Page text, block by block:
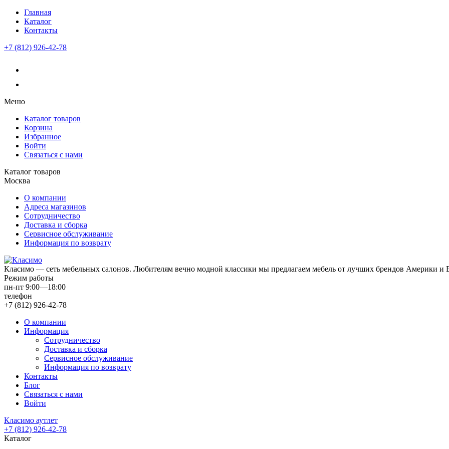
Главная
Каталог
Контакты
+7 (812) 926-42-78
Меню
Каталог товаров
Корзина
Избранное
Войти
Связаться с нами
Каталог товаров
Москва
О компании
Адреса магазинов
Сотрудничество
Доставка и сборка
Сервисное обслуживание
Информация по возврату
Класимо — cеть мебельных салонов. Любителям вечно модной классики мы предлагаем мебель от лучших брендов Америки и
Режим работы
пн-пт 9:00—18:00
телефон
+7 (812) 926-42-78
О компании
Информация
Сотрудничество
Доставка и сборка
Сервисное обслуживание
Информация по возврату
Контакты
Блог
Связаться с нами
Войти
Класимо аутлет
+7 (812) 926-42-78
Каталог